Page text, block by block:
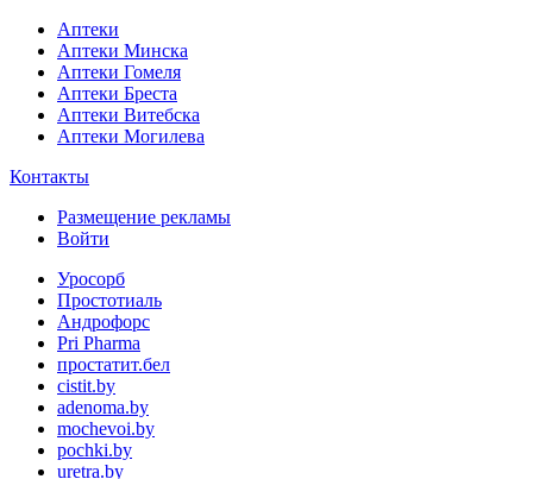
Аптеки
Аптеки Минска
Аптеки Гомеля
Аптеки Бреста
Аптеки Витебска
Аптеки Могилева
Контакты
Размещение рекламы
Войти
Уросорб
Простотиаль
Андрофорс
Pri Pharma
простатит.бел
cistit.by
adenoma.by
mochevoi.by
pochki.by
uretra.by